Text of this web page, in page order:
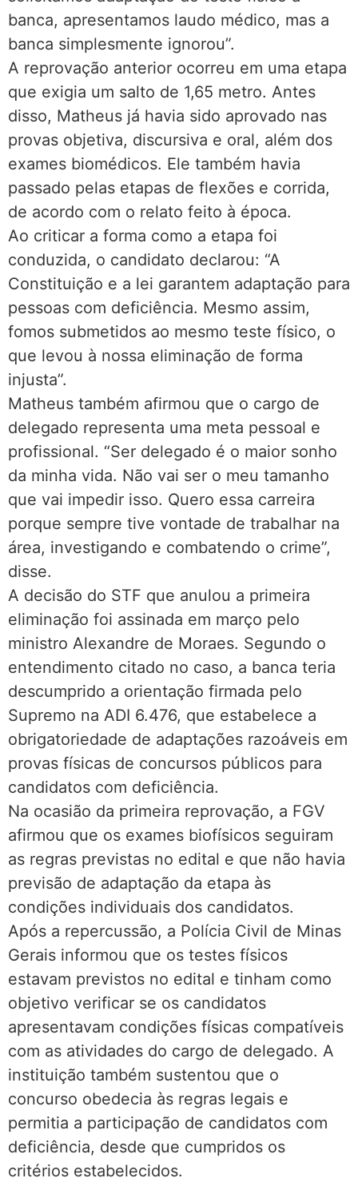
banca, apresentamos laudo médico, mas a
banca simplesmente ignorou”.
A reprovação anterior ocorreu em uma etapa
que exigia um salto de 1,65 metro. Antes
disso, Matheus já havia sido aprovado nas
provas objetiva, discursiva e oral, além dos
exames biomédicos. Ele também havia
passado pelas etapas de flexões e corrida,
de acordo com o relato feito à época.
Ao criticar a forma como a etapa foi
conduzida, o candidato declarou: “A
Constituição e a lei garantem adaptação para
pessoas com deficiência. Mesmo assim,
fomos submetidos ao mesmo teste físico, o
que levou à nossa eliminação de forma
injusta”.
Matheus também afirmou que o cargo de
delegado representa uma meta pessoal e
profissional. “Ser delegado é o maior sonho
da minha vida. Não vai ser o meu tamanho
que vai impedir isso. Quero essa carreira
porque sempre tive vontade de trabalhar na
área, investigando e combatendo o crime”,
disse.
A decisão do STF que anulou a primeira
eliminação foi assinada em março pelo
ministro Alexandre de Moraes. Segundo o
entendimento citado no caso, a banca teria
descumprido a orientação firmada pelo
Supremo na ADI 6.476, que estabelece a
obrigatoriedade de adaptações razoáveis em
provas físicas de concursos públicos para
candidatos com deficiência.
Na ocasião da primeira reprovação, a FGV
afirmou que os exames biofísicos seguiram
as regras previstas no edital e que não havia
previsão de adaptação da etapa às
condições individuais dos candidatos.
Após a repercussão, a Polícia Civil de Minas
Gerais informou que os testes físicos
estavam previstos no edital e tinham como
objetivo verificar se os candidatos
apresentavam condições físicas compatíveis
com as atividades do cargo de delegado. A
instituição também sustentou que o
concurso obedecia às regras legais e
permitia a participação de candidatos com
deficiência, desde que cumpridos os
critérios estabelecidos.